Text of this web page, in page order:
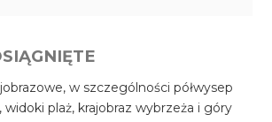
w szczególności półwysep
widoki plaż, krajobraz wybrzeża i góry